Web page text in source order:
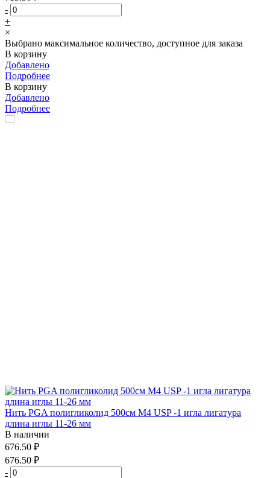
-
+
×
Выбрано максимальное количество, доступное для заказа
В корзину
Добавлено
Подробнее
В корзину
Добавлено
Подробнее
Нить PGA полигликолид 500см М4 USP -1 игла лигатура
длина иглы 11-26 мм
В наличии
676.50 ₽
676.50 ₽
-